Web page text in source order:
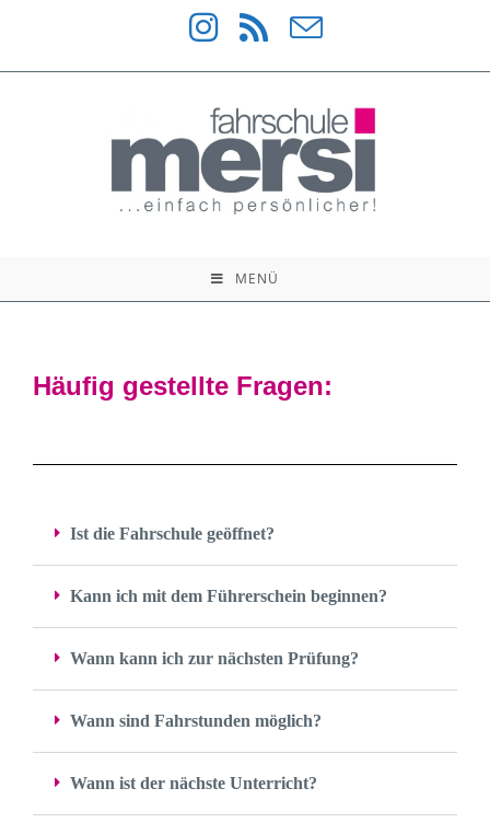
MENÜ
Häufig gestellte Fragen:
Ist die Fahrschule geöffnet?
Kann ich mit dem Führerschein beginnen?
Wann kann ich zur nächsten Prüfung?
Wann sind Fahrstunden möglich?
Wann ist der nächste Unterricht?